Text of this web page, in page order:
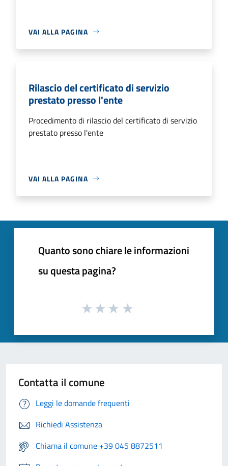
VAI ALLA PAGINA
Rilascio del certificato di servizio
prestato presso l'ente
Procedimento di rilascio del certificato di servizio
prestato presso l'ente
VAI ALLA PAGINA
Quanto sono chiare le informazioni
su questa pagina?
Contatta il comune
Leggi le domande frequenti
Richiedi Assistenza
Chiama il comune +39 045 8872511